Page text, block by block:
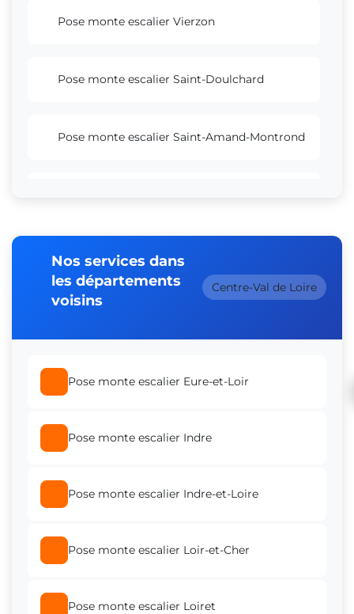
Pose monte escalier Vierzon
Pose monte escalier Saint-Doulchard
Pose monte escalier Saint-Amand-Montrond
Nos services dans
les départements
voisins
Centre-Val de Loire
Pose monte escalier Eure-et-Loir
Pose monte escalier Indre
Pose monte escalier Indre-et-Loire
Pose monte escalier Loir-et-Cher
Pose monte escalier Loiret